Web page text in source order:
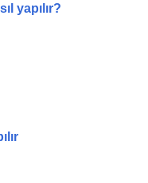
yapılır?